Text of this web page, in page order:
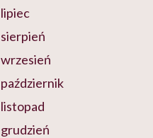
lipiec
sierpień
wrzesień
październik
listopad
grudzień